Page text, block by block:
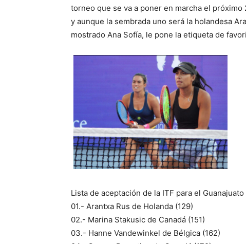
torneo que se va a poner en marcha el
y aunque la sembrada uno será la holandesa
mostrado Ana Sofía, le pone la etiqueta de
Lista de aceptación de la ITF para el
01.- Arantxa Rus de Holanda (129)
02.- Marina Stakusic de Canadá (151)
03.- Hanne Vandewinkel de Bélgica (162)